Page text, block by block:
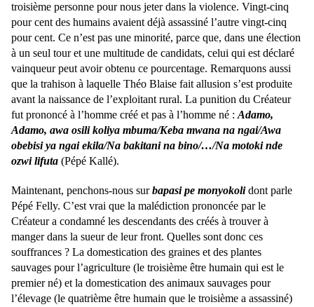
troisième personne pour nous jeter dans la violence. Vingt-cinq
pour cent des humains avaient déjà assassiné l’autre vingt-cinq
pour cent. Ce n’est pas une minorité, parce que, dans une élection
à un seul tour et une multitude de candidats, celui qui est déclaré
vainqueur peut avoir obtenu ce pourcentage. Remarquons aussi
que la trahison à laquelle Théo Blaise fait allusion s’est produite
avant la naissance de l’exploitant rural. La punition du Créateur
fut prononcé à l’homme créé et pas à l’homme né : Adamo,
Adamo, awa osili koliya mbuma/Keba mwana na ngai/Awa
obebisi ya ngai ekila/Na bakitani na bino/…/Na motoki nde
ozwi lifuta (Pépé Kallé).
Maintenant, penchons-nous surbapasi pe monyokoli dont parle
Pépé Felly. C’est vrai que la malédiction prononcée par le
Créateur a condamné les descendants des créés à trouver à
manger dans la sueur de leur front. Quelles sont donc ces
souffrances ? La domestication des graines et des plantes
sauvages pour l’agriculture (le troisième être humain qui est le
premier né) et la domestication des animaux sauvages pour
l’élevage (le quatrième être humain que le troisième a assassiné)